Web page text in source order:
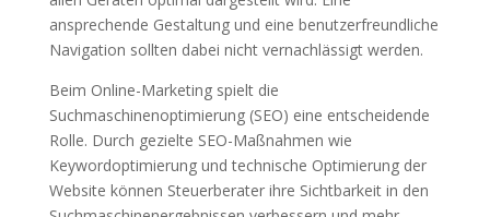
ansprechende Gestaltung und eine benutzerfreundliche
Navigation sollten dabei nicht vernachlässigt werden.
Beim Online-Marketing spielt die
Suchmaschinenoptimierung (SEO) eine entscheidende
Rolle. Durch gezielte SEO-Maßnahmen wie
Keywordoptimierung und technische Optimierung der
Website können Steuerberater ihre Sichtbarkeit in den